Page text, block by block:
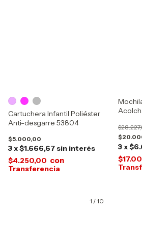
Cartuchera Infantil Poliéster
Anti-desgarre 53804
$5.000,00
3x$1.666,67 sin interés
$4.250,00 con
3x
1 /10